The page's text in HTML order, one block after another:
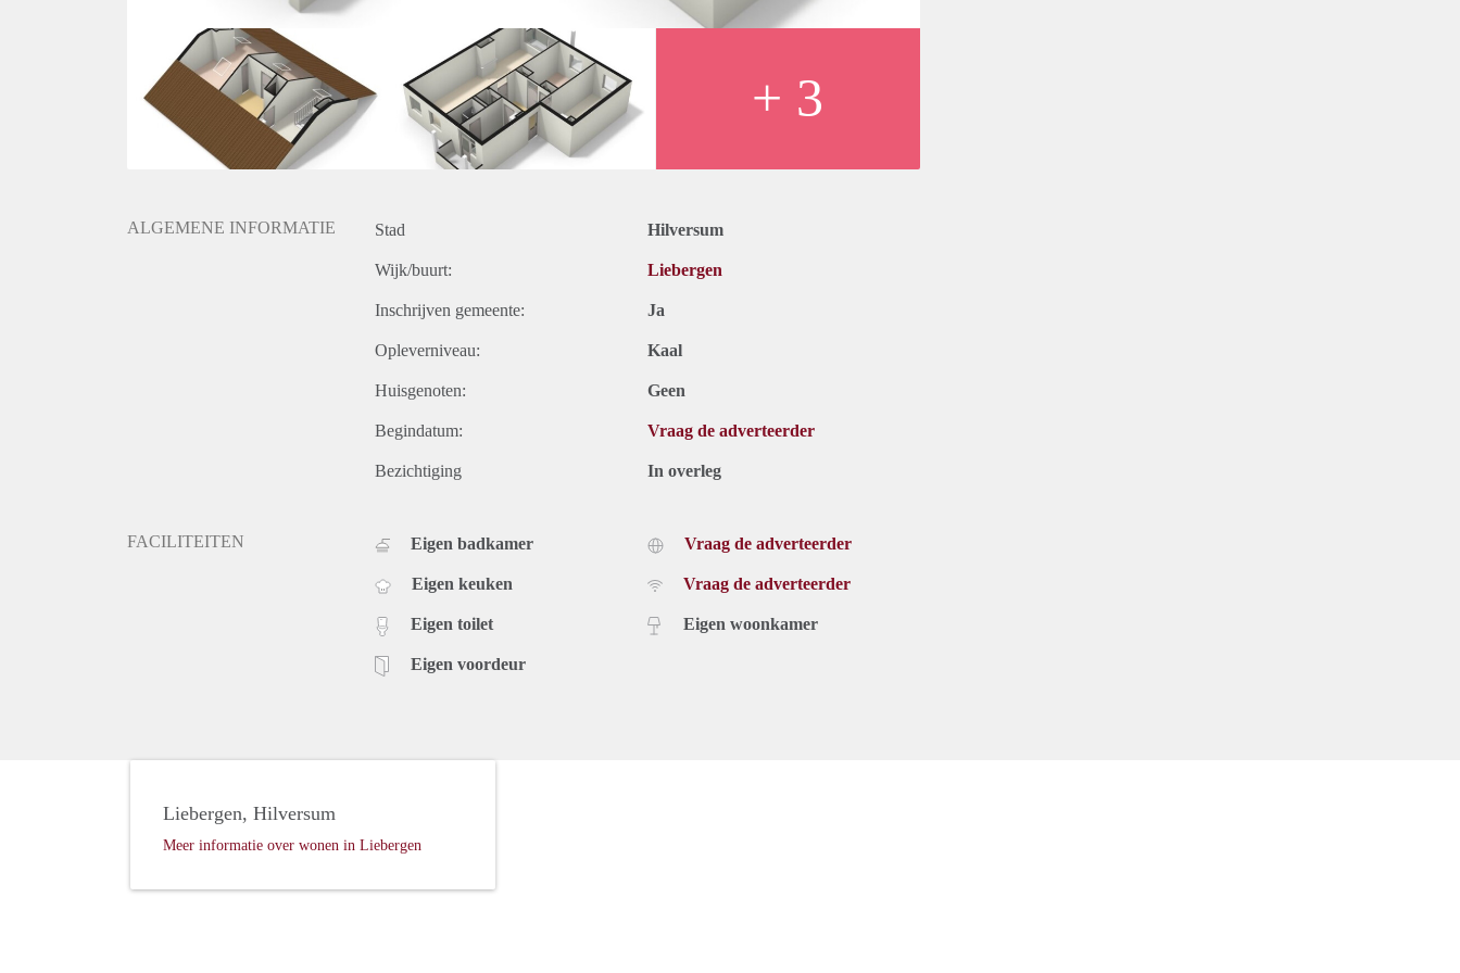
+ 3
ALGEMENE INFORMATIE Stad Hilversum
Wijk/buurt: Liebergen
Inschrijven gemeente: Ja
Opleverniveau: Kaal
Huisgenoten: Geen
Begindatum: Vraag de adverteerder
Bezichtiging In overleg
FACILITEITEN Eigen badkamer
Eigen keuken
Eigen toilet
Eigen voordeur
Vraag de adverteerder
Vraag de adverteerder
Eigen woonkamer
Liebergen, Hilversum
Meer informatie over wonen in Liebergen